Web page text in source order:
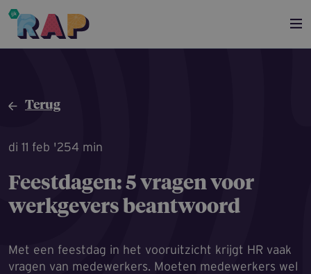
Overslaan en naar de inhoud gaan
Terug
di 11 feb '254 min
Feestdagen: 5 vragen voor
werkgevers beantwoord
Met een feestdag in het vooruitzicht krijgt HR vaak
vragen van medewerkers. Moeten medewerkers wel